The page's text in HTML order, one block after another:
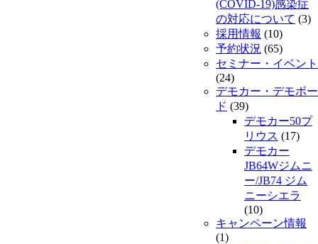
(COVID-19)感染症
の対応について (3)
採用情報 (10)
予約状況 (65)
セミナー・イベント
(24)
デモカー・デモボー
ド (39)
デモカー50プ
リウス (17)
デモカー
JB64Wジムニ
ー/JB74 ジム
ニーシエラ
(10)
キャンペーン情報
(1)